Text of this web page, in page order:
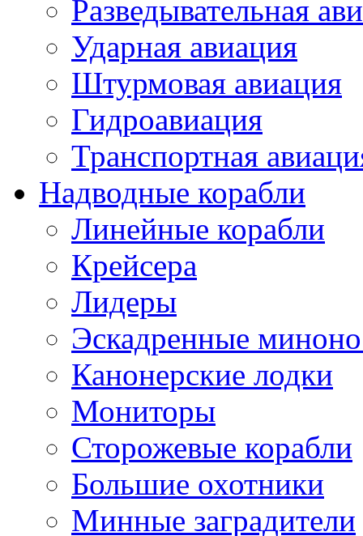
Разведывательная
Ударная авиация
Штурмовая авиация
Гидроавиация
Транспортная
Надводные корабли
Линейные корабли
Крейсера
Лидеры
Эскадренные
Канонерские лодки
Мониторы
Сторожевые корабли
Большие охотники
Минные заградители